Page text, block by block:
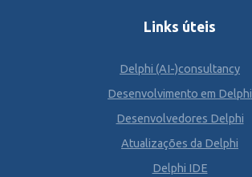
Links úteis
Delphi (AI-)consultancy
Desenvolvimento em Delphi
Desenvolvedores Delphi
Atualizações da Delphi
Delphi IDE